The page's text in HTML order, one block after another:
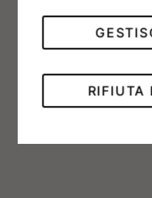
sarà possibile
lega e alla sua
massima
Rolex per
RIFIUTA